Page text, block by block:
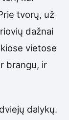
tvorų, už
dažnai
vietose
brangu, ir
dalykų.